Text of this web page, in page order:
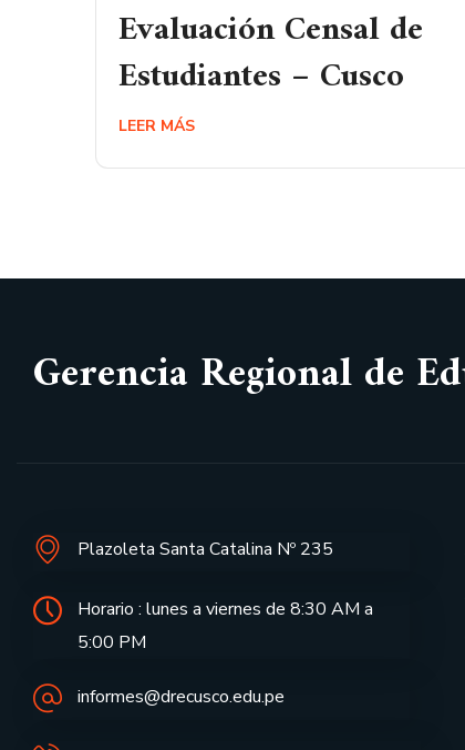
Evaluación Censal de
Estudiantes – Cusco
LEER MÁS
Gerencia Regional de
Plazoleta Santa Catalina Nº 235
Horario : lunes a viernes de 8:30 AM a
5:00 PM
informes@drecusco.edu.pe